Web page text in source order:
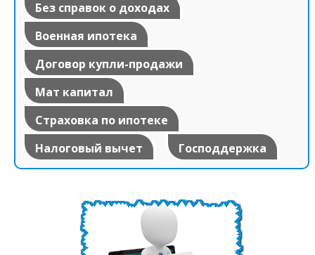
Без справок о доходах
Военная ипотека
Договор купли-продажи
Мат капитал
Страховка по ипотеке
Налоговый вычет
Господдержка